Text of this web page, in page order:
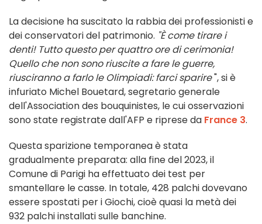
La decisione ha suscitato la rabbia dei professionisti e
dei conservatori del patrimonio. "È come tirare i
denti! Tutto questo per quattro ore di cerimonia!
Quello che non sono riuscite a fare le guerre,
riusciranno a farlo le Olimpiadi: farci sparire", si è
infuriato Michel Bouetard, segretario generale
dell'Association des bouquinistes, le cui osservazioni
sono state registrate dall'AFP e riprese da France 3.
Questa sparizione temporanea è stata
gradualmente preparata: alla fine del 2023, il
Comune di Parigi ha effettuato dei test per
smantellare le casse. In totale, 428 palchi dovevano
essere spostati per i Giochi, cioè quasi la metà dei
932 palchi installati sulle banchine.